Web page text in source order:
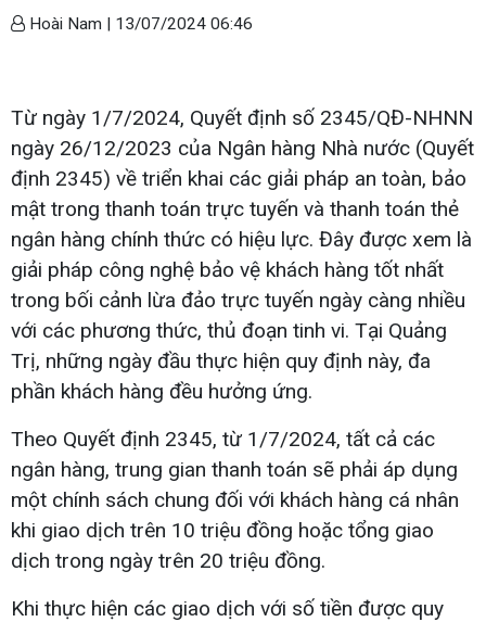
Hoài Nam | 13/07/2024 06:46
Từ ngày 1/7/2024, Quyết định số 2345/QĐ-NHNN
ngày 26/12/2023 của Ngân hàng Nhà nước (Quyết
định 2345) về triển khai các giải pháp an toàn, bảo
mật trong thanh toán trực tuyến và thanh toán thẻ
ngân hàng chính thức có hiệu lực. Đây được xem là
giải pháp công nghệ bảo vệ khách hàng tốt nhất
trong bối cảnh lừa đảo trực tuyến ngày càng nhiều
với các phương thức, thủ đoạn tinh vi. Tại Quảng
Trị, những ngày đầu thực hiện quy định này, đa
phần khách hàng đều hưởng ứng.
Theo Quyết định 2345, từ 1/7/2024, tất cả các
ngân hàng, trung gian thanh toán sẽ phải áp dụng
một chính sách chung đối với khách hàng cá nhân
khi giao dịch trên 10 triệu đồng hoặc tổng giao
dịch trong ngày trên 20 triệu đồng.
Khi thực hiện các giao dịch với số tiền được quy